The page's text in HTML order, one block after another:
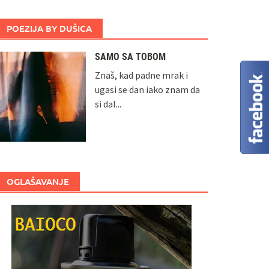
POEZIJA BY DUŠICA
SAMO SA TOBOM
Znaš, kad padne mrak i
ugasi se dan iako znam da
si dal...
OGLAŠAVANJE